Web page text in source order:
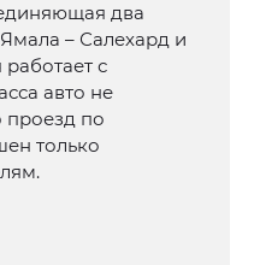
два
– Салехард и
с
авто не
проезд по
только